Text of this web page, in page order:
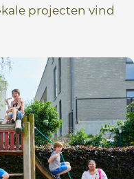
projecten vind